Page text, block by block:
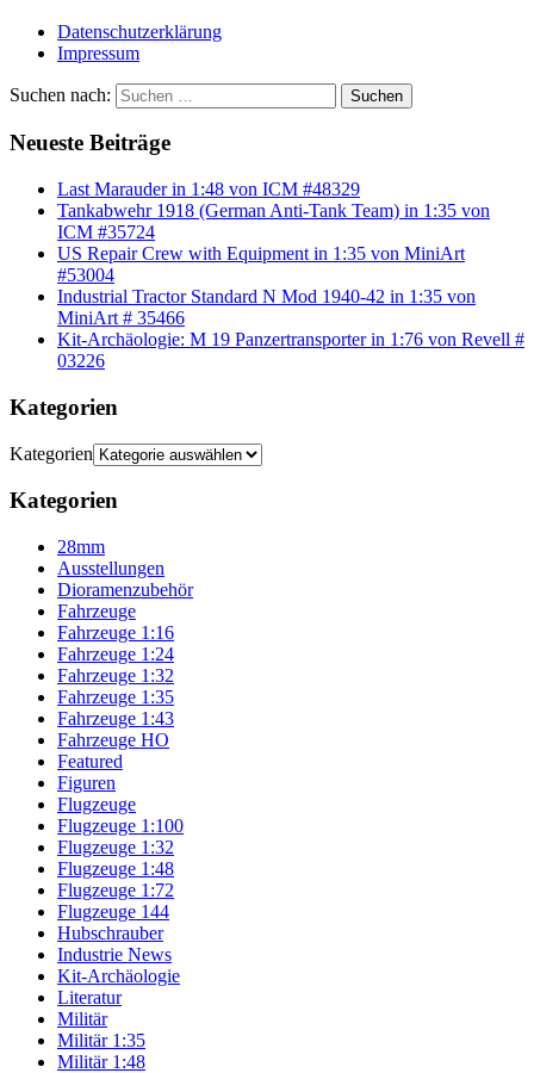
Datenschutzerklärung
Impressum
Suchen nach: Suchen
Neueste Beiträge
Last Marauder in 1:48 von ICM #48329
Tankabwehr 1918 (German Anti-Tank Team) in 1:35 von
ICM #35724
US Repair Crew with Equipment in 1:35 von MiniArt
#53004
Industrial Tractor Standard N Mod 1940-42 in 1:35 von
MiniArt # 35466
Kit-Archäologie: M 19 Panzertransporter in 1:76 von Revell #
03226
Kategorien
Kategorien
Kategorien
28mm
Ausstellungen
Dioramenzubehör
Fahrzeuge
Fahrzeuge 1:16
Fahrzeuge 1:24
Fahrzeuge 1:32
Fahrzeuge 1:35
Fahrzeuge 1:43
Fahrzeuge HO
Featured
Figuren
Flugzeuge
Flugzeuge 1:100
Flugzeuge 1:32
Flugzeuge 1:48
Flugzeuge 1:72
Flugzeuge 144
Hubschrauber
Industrie News
Kit-Archäologie
Literatur
Militär
Militär 1:35
Militär 1:48